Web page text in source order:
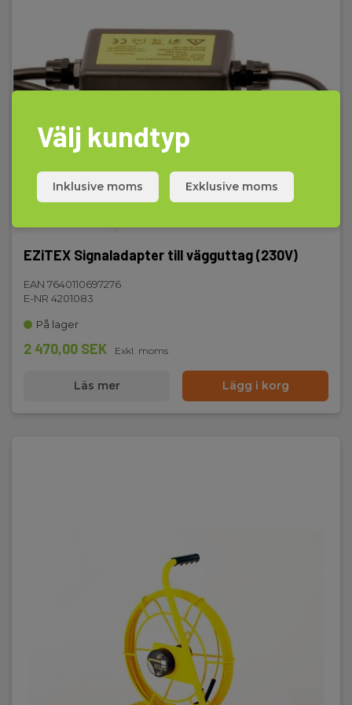
Elma_Manual_Leica_EZiCAT_i550-
t100_QuickGuide_DK_NO_SE.pdf
EZiTEX Signaladapter till vägguttag (230V)
EAN 7640110697276
E-NR 4201083
På lager
2 470,00 SEK Exkl. moms
Läs mer Lägg i korg
Välj kundtyp
Inklusive moms Exklusive moms